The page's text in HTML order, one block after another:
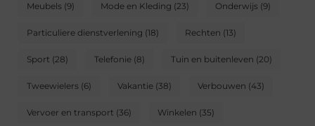
Meubels (9) Mode en Kleding (23) Onderwijs (9)
Particuliere dienstverlening (18) Rechten (13)
Sport (28) Telefonie (8) Tuin en buitenleven (20)
Tweewielers (6) Vakantie (38) Verbouwen (43)
Vervoer en transport (36) Winkelen (35)